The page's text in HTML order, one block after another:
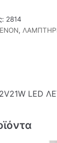
2814
,
LED